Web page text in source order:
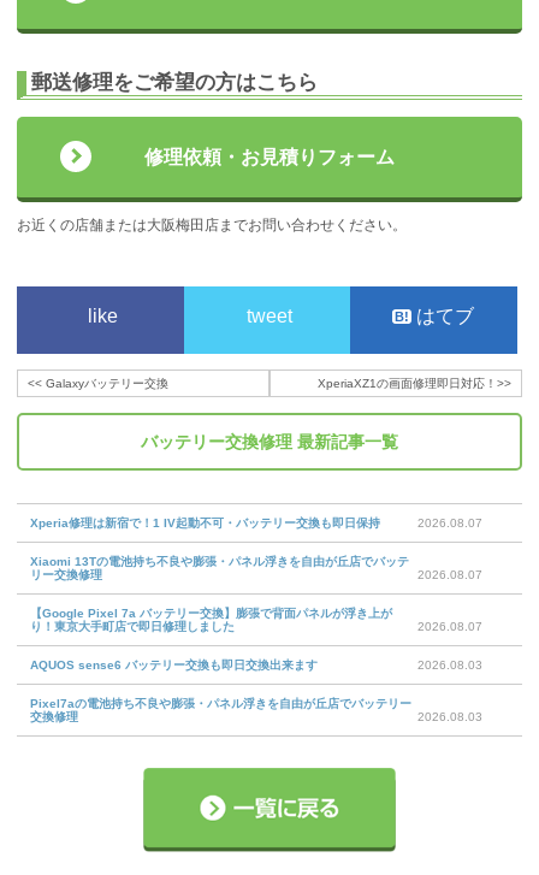
郵送修理をご希望の方はこちら
修理依頼・お見積りフォーム
お近くの店舗または大阪梅田店までお問い合わせください。
like tweet はてブ
<<Galaxyバッテリー交換 XperiaXZ1の画面修理即日対応！ >>
バッテリー交換修理 最新記事一覧
Xperia修理は新宿で！1 IV起動不可・バッテリー交換も即日保持 2026.08.07
Xiaomi 13Tの電池持ち不良や膨張・パネル浮きを自由が丘店でバッテ
リー交換修理
2026.08.07
【Google Pixel 7a バッテリー交換】膨張で背面パネルが浮き上が
り！東京大手町店で即日修理しました
2026.08.07
AQUOS sense6 バッテリー交換も即日交換出来ます 2026.08.03
Pixel7aの電池持ち不良や膨張・パネル浮きを自由が丘店でバッテリー
交換修理
2026.08.03